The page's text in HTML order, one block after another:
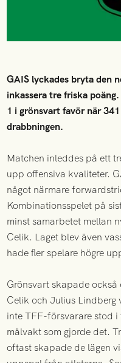
GAIS lyckades bryta den
inkassera tre friska
1 i grönsvart favör när
drabbningen.
Matchen inleddes på ett
upp offensiva kvaliteter.
något närmare
Kombinationsspelet på
minst samarbetet mellan
Celik. Laget blev även
hade fler spelare högre
Grönsvart skapade också
Celik och Julius Lindberg
inte TFF-försvarare stod i
målvakt som gjorde det.
oftast skapade de lägen